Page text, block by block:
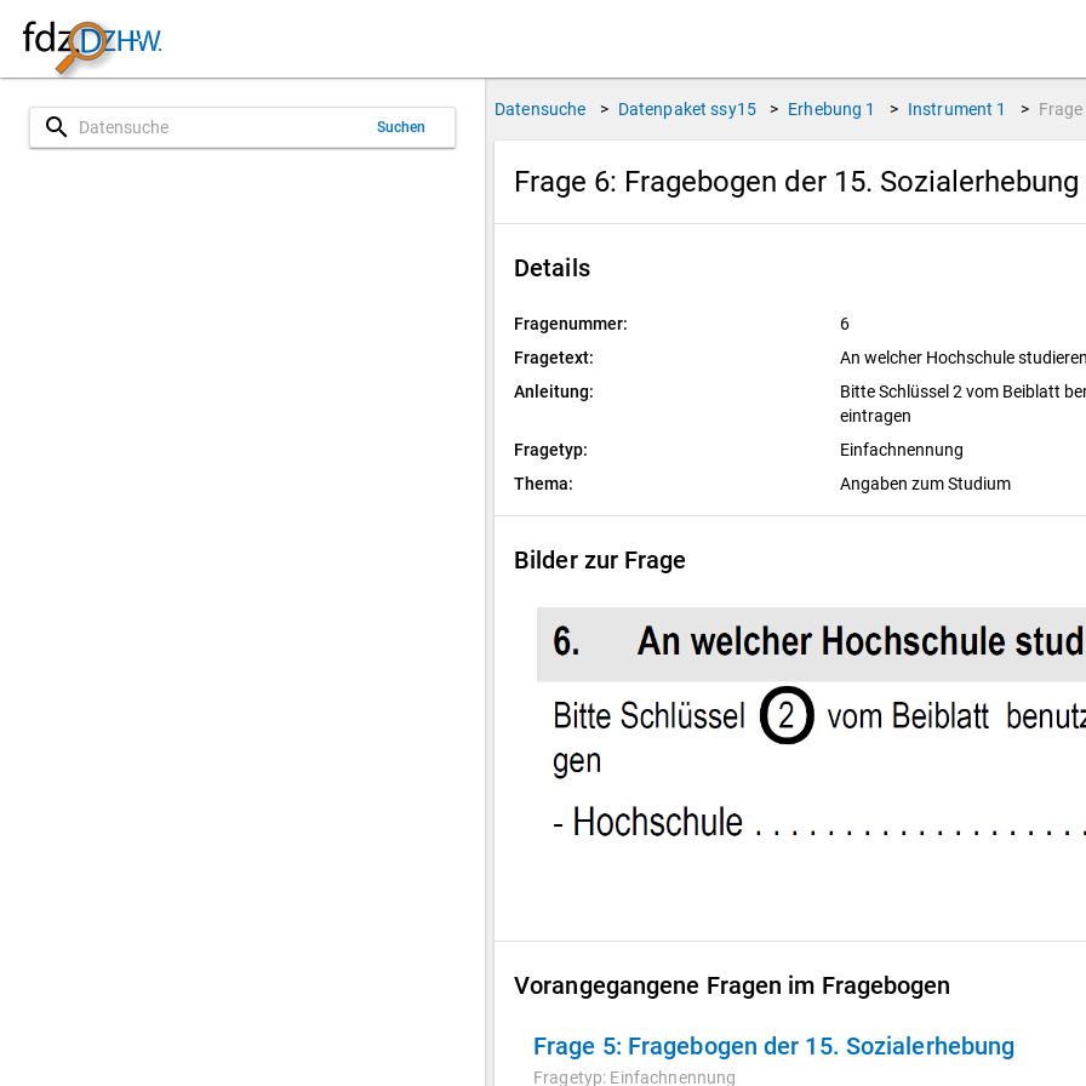
search Suchen
Datensuche > Datenpaket ssy15 > Erhebung 1 > Instrument 1 > Frage
Frage 6: Fragebogen der 15. Sozialerhebung
Details
Fragenummer:
6
Fragetext:
An welcher Hochschule
Anleitung:
Bitte Schlüssel 2 vom Beiblatt
eintragen
Fragetyp:
Einfachnennung
Thema:
Angaben zum Studium
Bilder zur Frage
Vorangegangene Fragen im Fragebogen
Frage 5: Fragebogen der 15. Sozialerhebung
Fragetyp: Einfachnennung